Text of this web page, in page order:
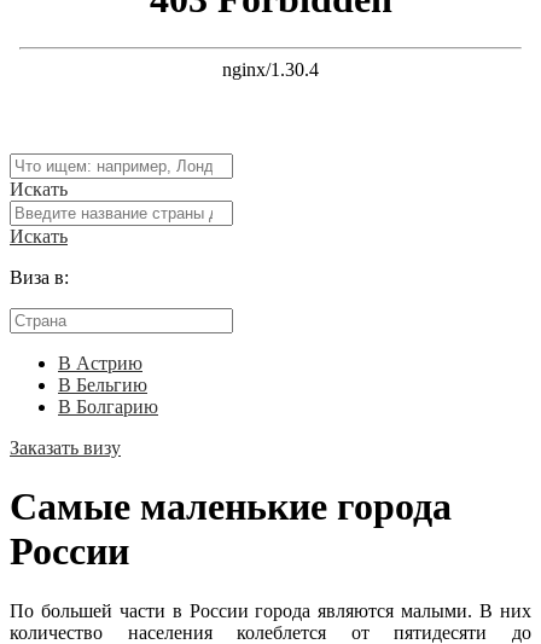
Искать
Искать
Виза в:
В Астрию
В Бельгию
В Болгарию
Заказать визу
Самые маленькие города
России
По большей части в России города являются малыми. В них
количество населения колеблется от пятидесяти до